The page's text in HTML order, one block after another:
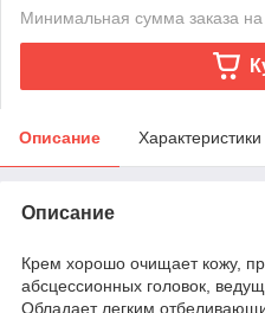
Минимальная сумма заказа
Описание Характеристики
Описание
Крем хорошо очищает кожу,
абсцессионных головок,
Обладает легким